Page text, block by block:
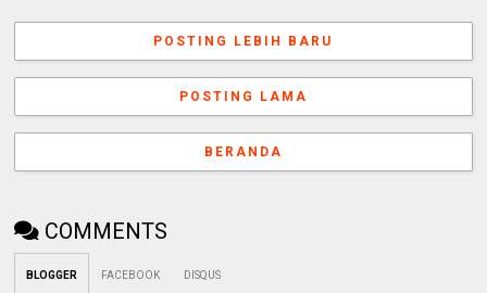
POSTING LEBIH BARU
POSTING LAMA
BERANDA
COMMENTS
BLOGGER FACEBOOK DISQUS